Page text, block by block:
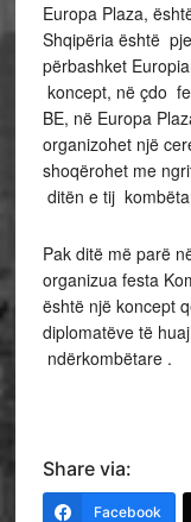
Europa Plaza,
Shqipëria është
përbashket
koncept, në çdo
BE, në Europa
organizohet një
shoqërohet me
ditën e tij
Pak ditë më parë
organizua festa
është një koncept
diplomatëve të
ndërkombëtare .
Share via:
Facebook